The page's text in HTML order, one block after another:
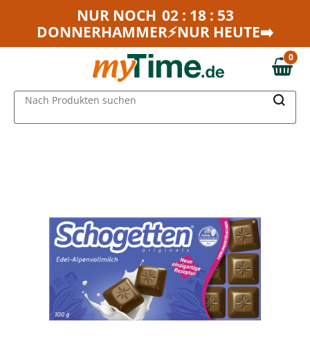
Zum Hauptinhalt springen
Zur Navigation springen
NUR NOCH 02 : 18 : 53
DONNERHAMMER⚡NUR HEUTE➡️
0,00 €
0
Nach Produkten suchen